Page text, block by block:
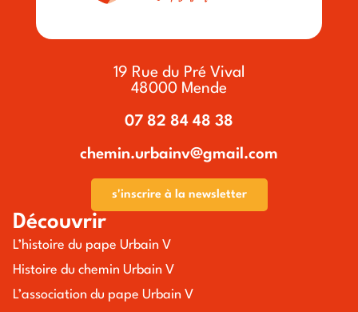
19 Rue du Pré Vival
48000 Mende
07 82 84 48 38
chemin.urbainv@gmail.com
s'inscrire à la newsletter
Découvrir
L’histoire du pape Urbain V
Histoire du chemin Urbain V
L’association du pape Urbain V